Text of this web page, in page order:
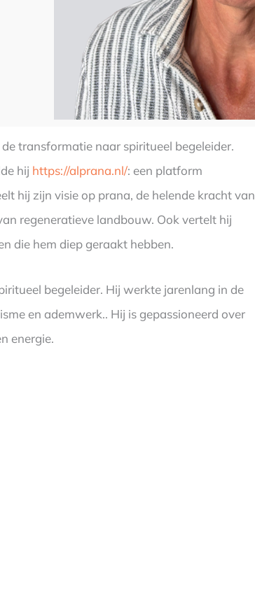
transformatie naar spiritueel begeleider.
hij https://alprana.nl/: een platform
hij zijn visie op prana, de helende kracht van
regeneratieve landbouw. Ook vertelt hij
die hem diep geraakt hebben.
begeleider. Hij werkte jarenlang in de
en ademwerk.. Hij is gepassioneerd over
energie.